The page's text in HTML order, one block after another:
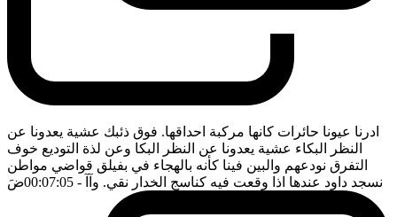
ادرنا عيونا حائرات كانها مركبة احداقها. فوق ذئبك عشية يعدونا عن
النظر البكاء عشية يعدونا عن النظر البكا وعن لذة التوديع خوف
التفرق نودعهم والبين فينا كأنه بالهجاء في بفيلق قواضي مواطن
نسجد داود عندها اذا وقعت فيه كناسج الخدار نقي. وآآ - 00:07:05 ضَ